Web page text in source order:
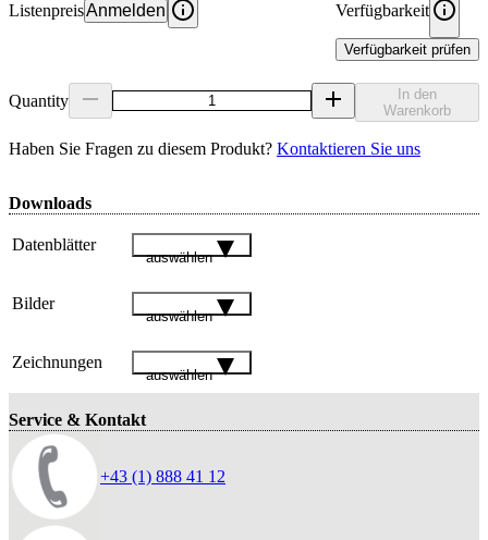
ListenpreisAnmelden Verfügbarkeit
Verfügbarkeit prüfen
Quantity
In den
Warenkorb
Haben Sie Fragen zu diesem Produkt? Kontaktieren Sie uns
Downloads
Datenblätter
auswählen
Bilder
auswählen
Zeichnungen
auswählen
Service & Kontakt
+43 (1) 888 41 12